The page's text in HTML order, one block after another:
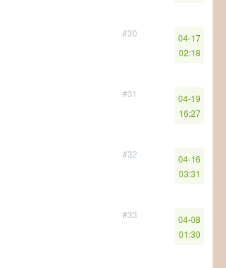
#30
04-17
02:18
#31
04-19
16:27
#32
04-16
03:31
#33
04-08
01:30